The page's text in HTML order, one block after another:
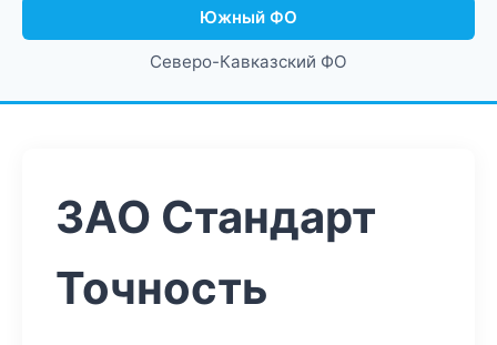
Южный ФО
Северо-Кавказский ФО
ЗАО Стандарт
Точность